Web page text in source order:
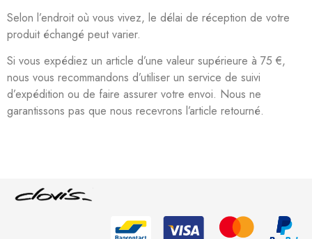
Selon l’endroit où vous vivez, le délai de réception de votre
produit échangé peut varier.
Si vous expédiez un article d’une valeur supérieure à 75 €,
nous vous recommandons d’utiliser un service de suivi
d’expédition ou de faire assurer votre envoi. Nous ne
garantissons pas que nous recevrons l’article retourné.